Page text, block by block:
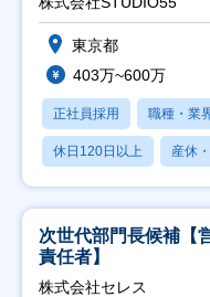
東京都
403万~600万
正社員採用 職種・業
休日120日以上 産休
次世代部門長候補【
責任者】
株式会社セレス